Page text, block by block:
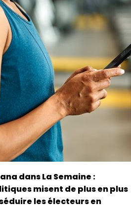
dans La Semaine :
misent de plus en plus
les électeurs en